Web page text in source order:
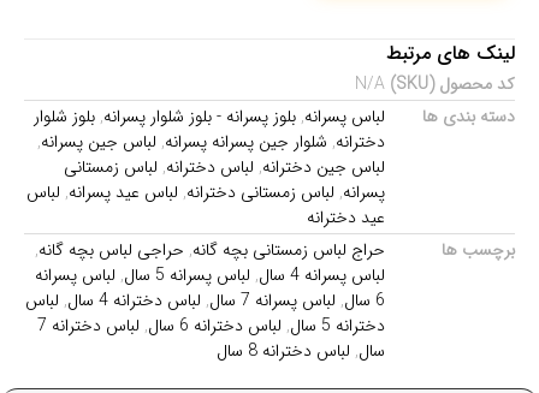
لینک های مرتبط
کد محصول (SKU)
N/A
دسته بندی ها
لباس پسرانه,بلوز پسرانه - بلوز شلوار پسرانه,بلوز شلوار
دخترانه, شلوار جین پسرانه پسرانه, لباس جین پسرانه,
لباس جین دخترانه, لباس دخترانه, لباس زمستانی
پسرانه, لباس زمستانی دخترانه, لباس عید پسرانه, لباس
عید دخترانه
برچسب ها
حراج لباس زمستانی بچه گانه, حراجی لباس بچه گانه,
لباس پسرانه 4 سال
, لباس پسرانه 5 سال , لباس پسرانه
6 سال
, لباس پسرانه 7 سال , لباس دخترانه 4 سال , لباس
دخترانه 5 سال
, لباس دخترانه 6 سال ,
لباس دخترانه 7
سال, لباس دخترانه 8 سال